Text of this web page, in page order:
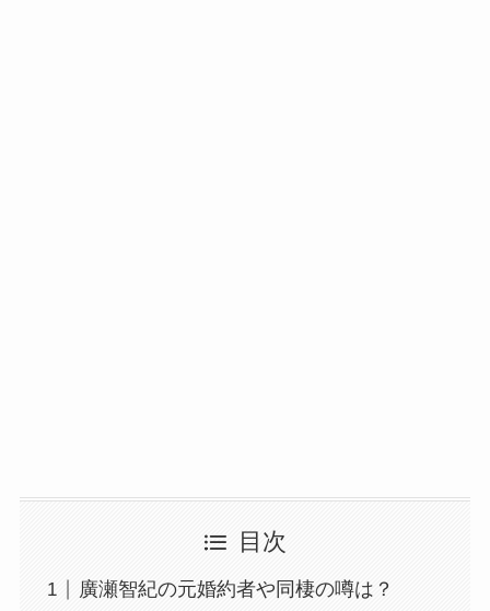
目次
廣瀬智紀の元婚約者や同棲の噂は？